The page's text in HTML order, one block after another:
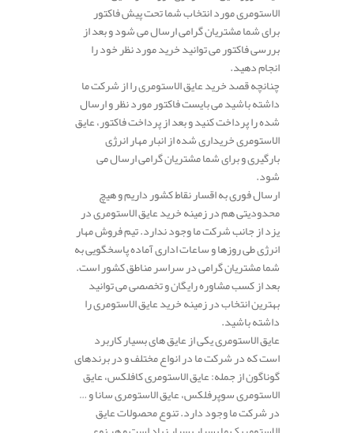
الاستومری مورد انتخاب شما تحت پیش فاکتور
برای شما مشتریان گرامی ارسال می شود و بعد از
بررسی فاکتور می توانید خرید مورد نظر خود را
انجام دهید.
چنانچه قصد خرید عایق الاستومری را از شرکت ما
داشته باشید می بایست فاکتور مورد نظر و ارسال
شده را پرداخت کنید و بعد از پرداخت فاکتور، عایق
الاستومری خریداری شده از انبار مهار انرژی
بارگیری و برای شما مشتریان گرامی ارسال می
شود.
ارسال فوری به اقسار نقاط کشور داریم و هیچ
محدودیتی هم در زمینه خرید عایق الاستومری در
یزد از جانب شرکت ما وجود ندارد. تیم فروش مهار
انرژی طی روزها و ساعات اداری آماده پاسخگویی به
شما مشتریان گرامی در سراسر مناطق کشور است.
بعد از کسب مشاوره رایگان و تخصصی می توانید
بهترین انتخاب در زمینه خرید عایق الاستومری را
داشته باشید.
عایق الاستومری یکی از عایق های بسیار کاربرد
است که در شرکت ما در انواع مختلف و در برندهای
گوناگون از جمله: عایق الاستومری کافلکس، عایق
الاستومری سوپرفلکس، عایق الاستومری سانا و …
در شرکت ما وجود دارد. تنوع محصولات عایق